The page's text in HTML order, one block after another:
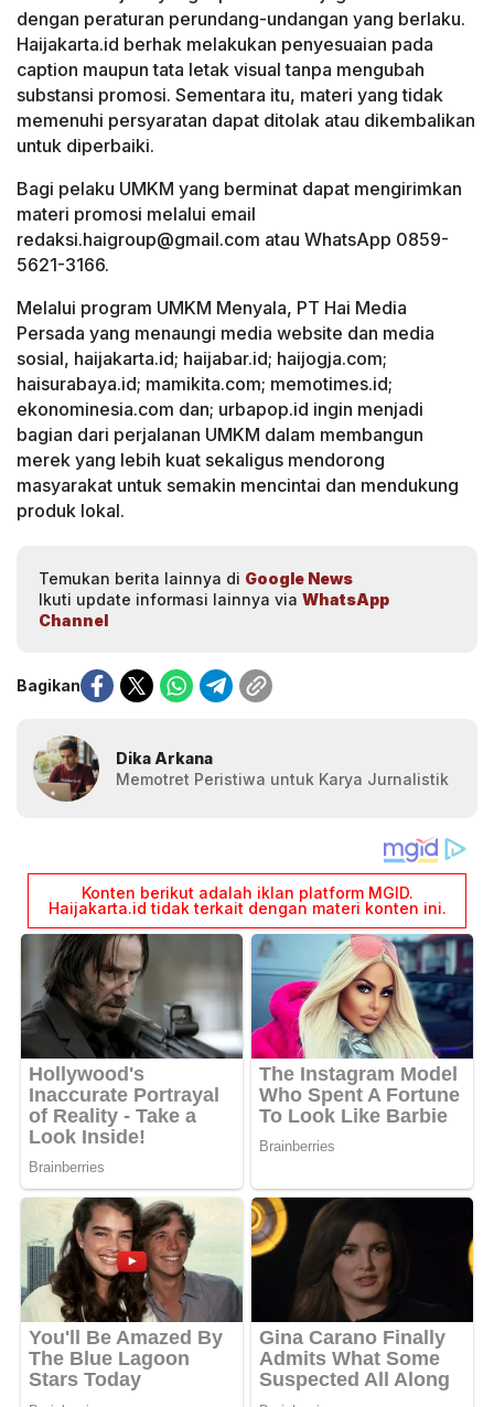
dengan peraturan perundang-undangan yang berlaku.
Haijakarta.id berhak melakukan penyesuaian pada
caption maupun tata letak visual tanpa mengubah
substansi promosi. Sementara itu, materi yang tidak
memenuhi persyaratan dapat ditolak atau dikembalikan
untuk diperbaiki.
Bagi pelaku UMKM yang berminat dapat mengirimkan
materi promosi melalui email
redaksi.haigroup@gmail.com atau WhatsApp 0859-
5621-3166.
Melalui program UMKM Menyala, PT Hai Media
Persada yang menaungi media website dan media
sosial, haijakarta.id; haijabar.id; haijogja.com;
haisurabaya.id; mamikita.com; memotimes.id;
ekonominesia.com dan; urbapop.id ingin menjadi
bagian dari perjalanan UMKM dalam membangun
merek yang lebih kuat sekaligus mendorong
masyarakat untuk semakin mencintai dan mendukung
produk lokal.
Temukan berita lainnya di Google News
Ikuti update informasi lainnya via WhatsApp
Channel
Bagikan
Dika Arkana
Memotret Peristiwa untuk Karya Jurnalistik